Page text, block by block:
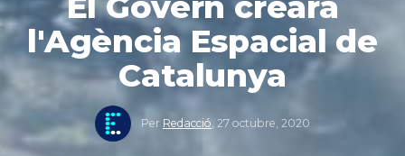
l'Agència Espacial de
Catalunya
Per Redacció 27 octubre, 2020